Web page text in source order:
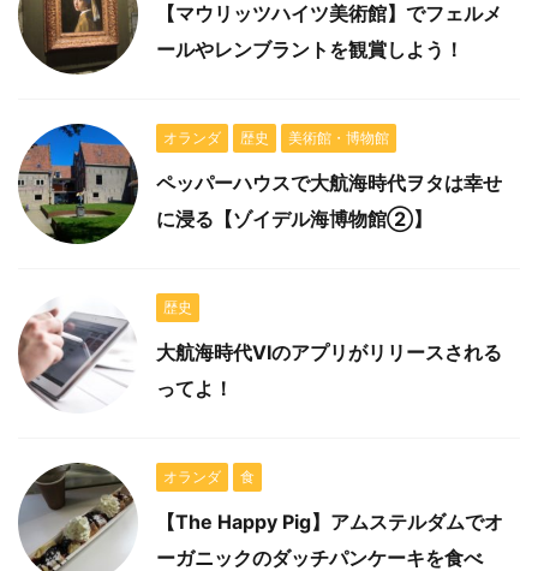
【マウリッツハイツ美術館】でフェルメ
ールやレンブラントを観賞しよう！
オランダ 歴史 美術館・博物館
ペッパーハウスで大航海時代ヲタは幸せ
に浸る【ゾイデル海博物館②】
歴史
大航海時代VIのアプリがリリースされる
ってよ！
オランダ 食
【The Happy Pig】アムステルダムでオ
ーガニックのダッチパンケーキを食べ